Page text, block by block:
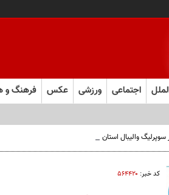
اجتماعی ورزشی عکس فرهنگ و
سوپرلیگ والیبال استان فارس صعود کرد
کد خبر: ۵۶۴۴۲۰